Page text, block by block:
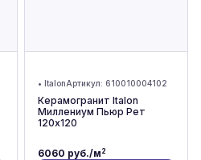
• ItalonАртикул: 610010004102
Керамогранит Italon
Миллениум Пьюр Рет
120x120
6060 руб./м2